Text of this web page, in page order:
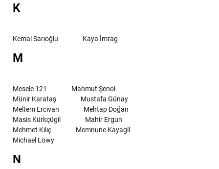
K
Kemal Sarıoğlu Kaya İmrag
M
Mesele 121
Mahmut Şenol
Münir Karataş
Mustafa Günay
Meltem Ercivan
Mehtap Doğan
Masis Kürkçügil
Mahir Ergun
Mehmet Kılıç
Memnune Kayagil
Michael Löwy
N